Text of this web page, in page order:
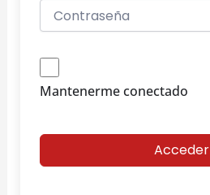
Mantenerme conectado
Acceder